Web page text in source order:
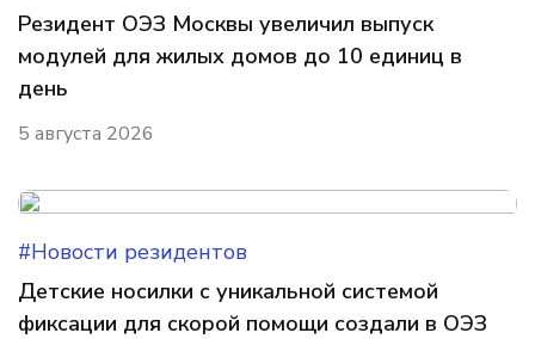
Резидент ОЭЗ Москвы увеличил выпуск
модулей для жилых домов до 10 единиц в
день
5 августа 2026
#Новости резидентов
Детские носилки с уникальной системой
фиксации для скорой помощи создали в ОЭЗ